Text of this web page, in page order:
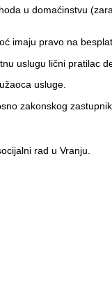
u domaćinstvu
imaju pravo na
uslugu lični pratilac
usluge.
zakonskog
rad u Vranju.